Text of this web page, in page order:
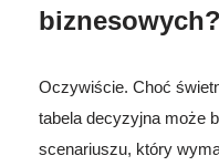
biznesowych?
Oczywiście. Choć
tabela decyzyjna może
scenariuszu, który